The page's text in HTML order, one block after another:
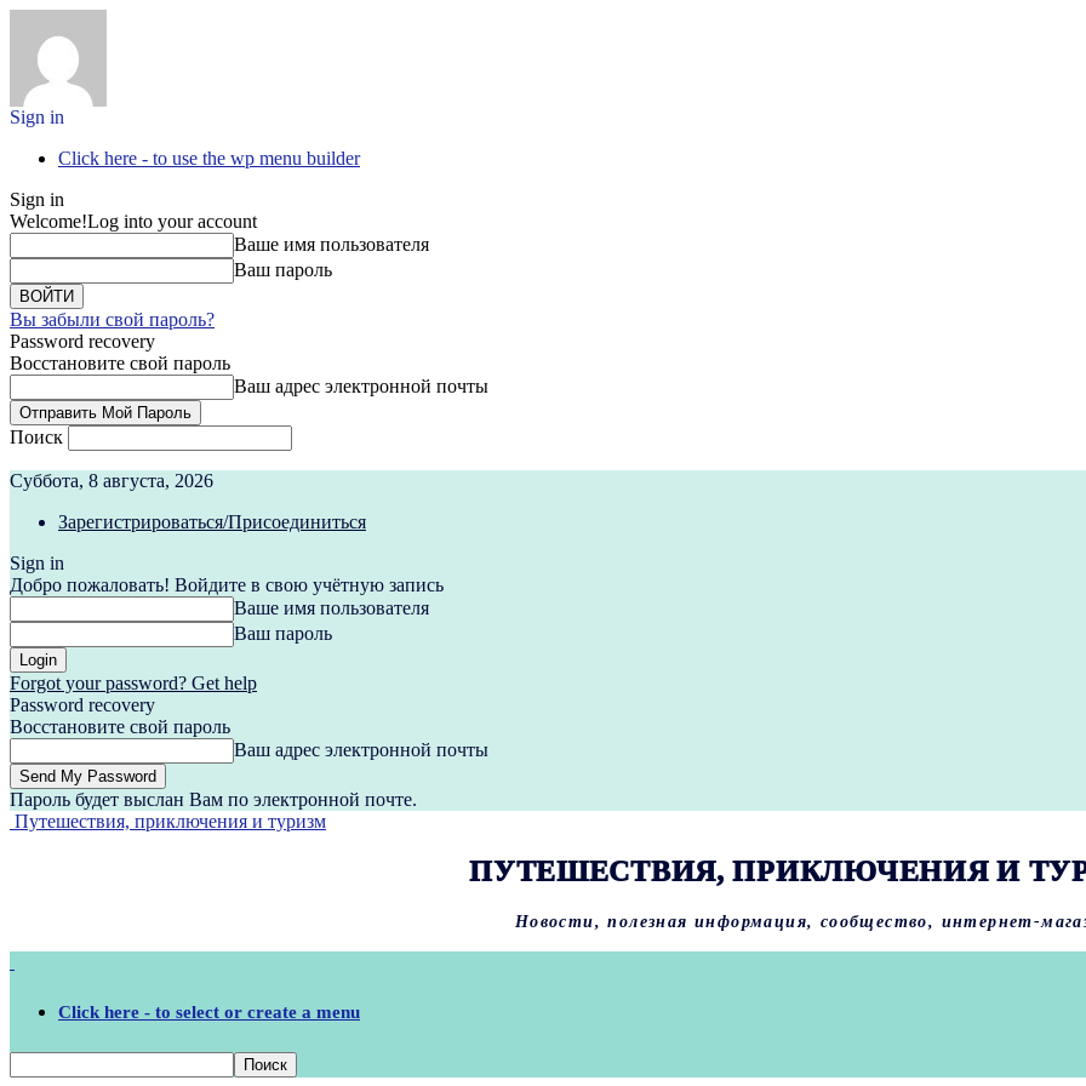
Sign in
Click here - to use the wp menu builder
Sign in
Welcome!Log into your account
Ваше имя пользователя
Ваш пароль
Вы забыли свой пароль?
Password recovery
Восстановите свой пароль
Ваш адрес электронной почты
Поиск
Суббота, 8 августа, 2026
Зарегистрироваться/Присоединиться
Sign in
Добро пожаловать! Войдите в свою учётную запись
Ваше имя пользователя
Ваш пароль
Forgot your password? Get help
Password recovery
Восстановите свой пароль
Ваш адрес электронной почты
Пароль будет выслан Вам по электронной почте.
Путешествия, приключения и туризм
ПУТЕШЕСТВИЯ, ПРИКЛЮЧЕНИЯ И
Новости, полезная информация, сообщество, интернет-
Click here - to select or create a menu